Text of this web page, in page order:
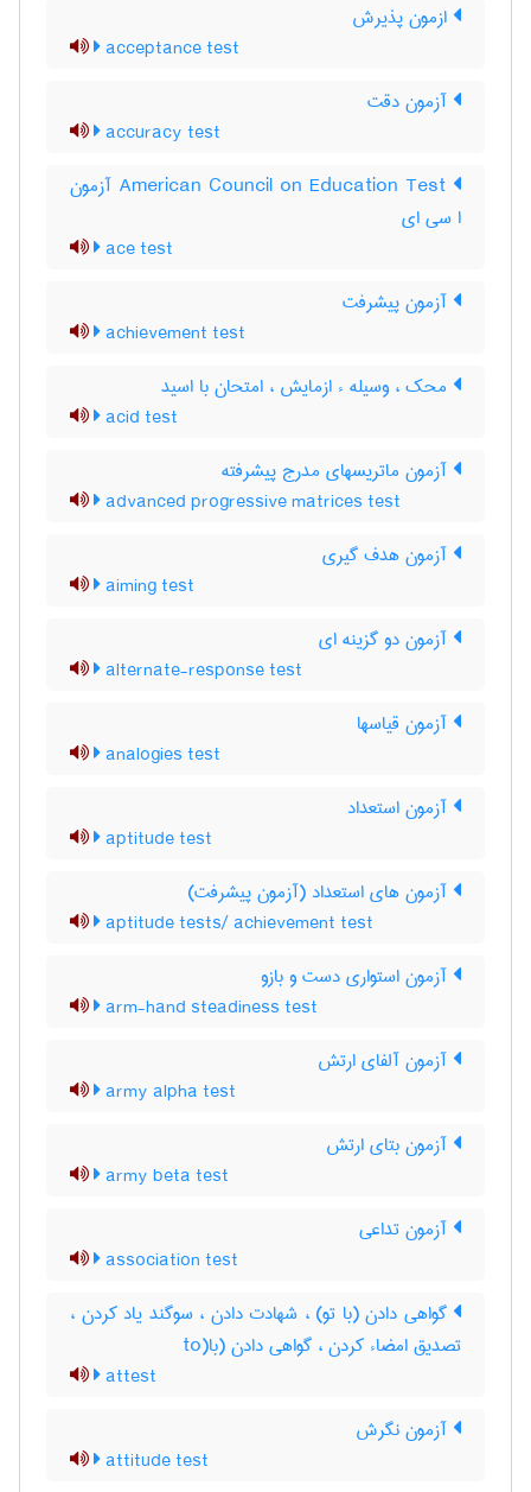
ازمون پذیرش
acceptance test
آزمون دقت
accuracy test
‎American Council on Education Test آزمون
ا سی ای
ace test
آزمون پيشرفت
achievement test
محک ، وسیله ء ازمایش ، امتحان با اسید
acid test
آزمون ماتریسهای مدرج پیشرفته
advanced progressive matrices test
آزمون هدف گیری
aiming test
آزمون دو گزینه ای
alternate-response test
آزمون قیاسها
analogies test
آزمون استعداد
aptitude test
آزمون های استعداد (آزمون پیشرفت)
aptitude tests/ achievement test
آزمون استواری دست و بازو
arm-hand steadiness test
آزمون آلفای ارتش
army alpha test
آزمون بتای ارتش
army beta test
آزمون تداعی
association test
گواهی دادن (با تو) ، شهادت دادن ، سوگند یاد کردن ،
تصدیق امضاء کردن ، گواهی دادن (با(to
attest
آزمون نگرش
attitude test